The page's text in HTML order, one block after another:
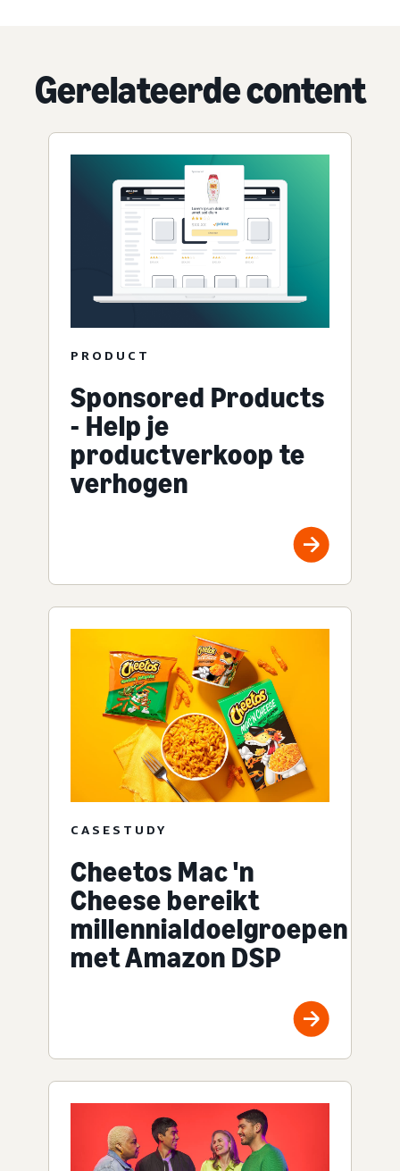
Gerelateerde content
PRODUCT
Sponsored Products
- Help je
productverkoop te
verhogen
CASESTUDY
Cheetos Mac 'n
Cheese bereikt
millennialdoelgroepen
met Amazon DSP